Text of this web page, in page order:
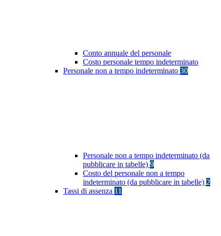
Conto annuale del personale
Costo personale tempo indeterminato
Personale non a tempo indeterminato 30
Personale non a tempo indeterminato (da
pubblicare in tabelle) 9
Costo del personale non a tempo
indeterminato (da pubblicare in tabelle) 2
Tassi di assenza 11